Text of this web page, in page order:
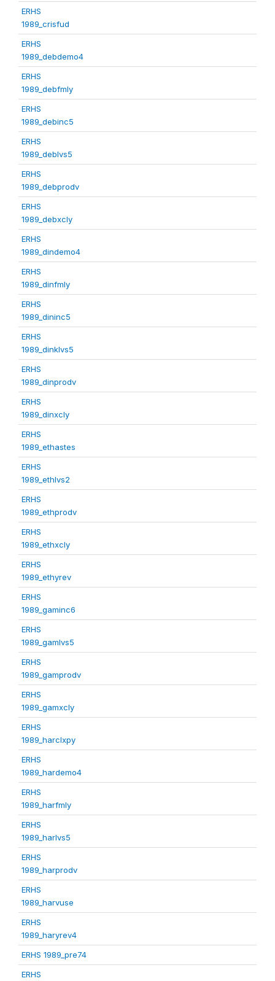
ERHS
1989_crisfud
ERHS
1989_debdemo4
ERHS
1989_debfmly
ERHS
1989_debinc5
ERHS
1989_deblvs5
ERHS
1989_debprodv
ERHS
1989_debxcly
ERHS
1989_dindemo4
ERHS
1989_dinfmly
ERHS
1989_dininc5
ERHS
1989_dinklvs5
ERHS
1989_dinprodv
ERHS
1989_dinxcly
ERHS
1989_ethastes
ERHS
1989_ethlvs2
ERHS
1989_ethprodv
ERHS
1989_ethxcly
ERHS
1989_ethyrev
ERHS
1989_gaminc6
ERHS
1989_gamlvs5
ERHS
1989_gamprodv
ERHS
1989_gamxcly
ERHS
1989_harclxpy
ERHS
1989_hardemo4
ERHS
1989_harfmly
ERHS
1989_harlvs5
ERHS
1989_harprodv
ERHS
1989_harvuse
ERHS
1989_haryrev4
ERHS 1989_pre74
ERHS